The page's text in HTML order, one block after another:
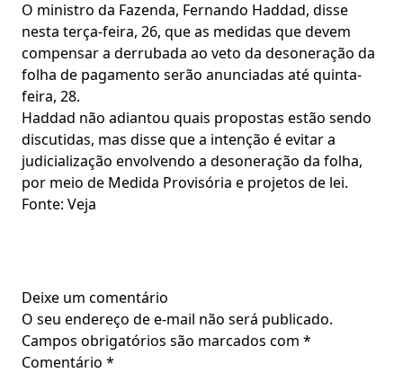
O ministro da Fazenda, Fernando Haddad, disse
nesta terça-feira, 26, que as medidas que devem
compensar a derrubada ao veto da desoneração da
folha de pagamento serão anunciadas até quinta-
feira, 28.
Haddad não adiantou quais propostas estão sendo
discutidas, mas disse que a intenção é evitar a
judicialização envolvendo a desoneração da folha,
por meio de Medida Provisória e projetos de lei.
Fonte: Veja
Deixe um comentário
O seu endereço de e-mail não será publicado.
Campos obrigatórios são marcados com *
Comentário *